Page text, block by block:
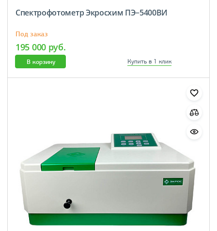
Спектрофотометр Экросхим ПЭ−5400ВИ
Под заказ
195 000 руб.
В корзину Купить в 1 клик